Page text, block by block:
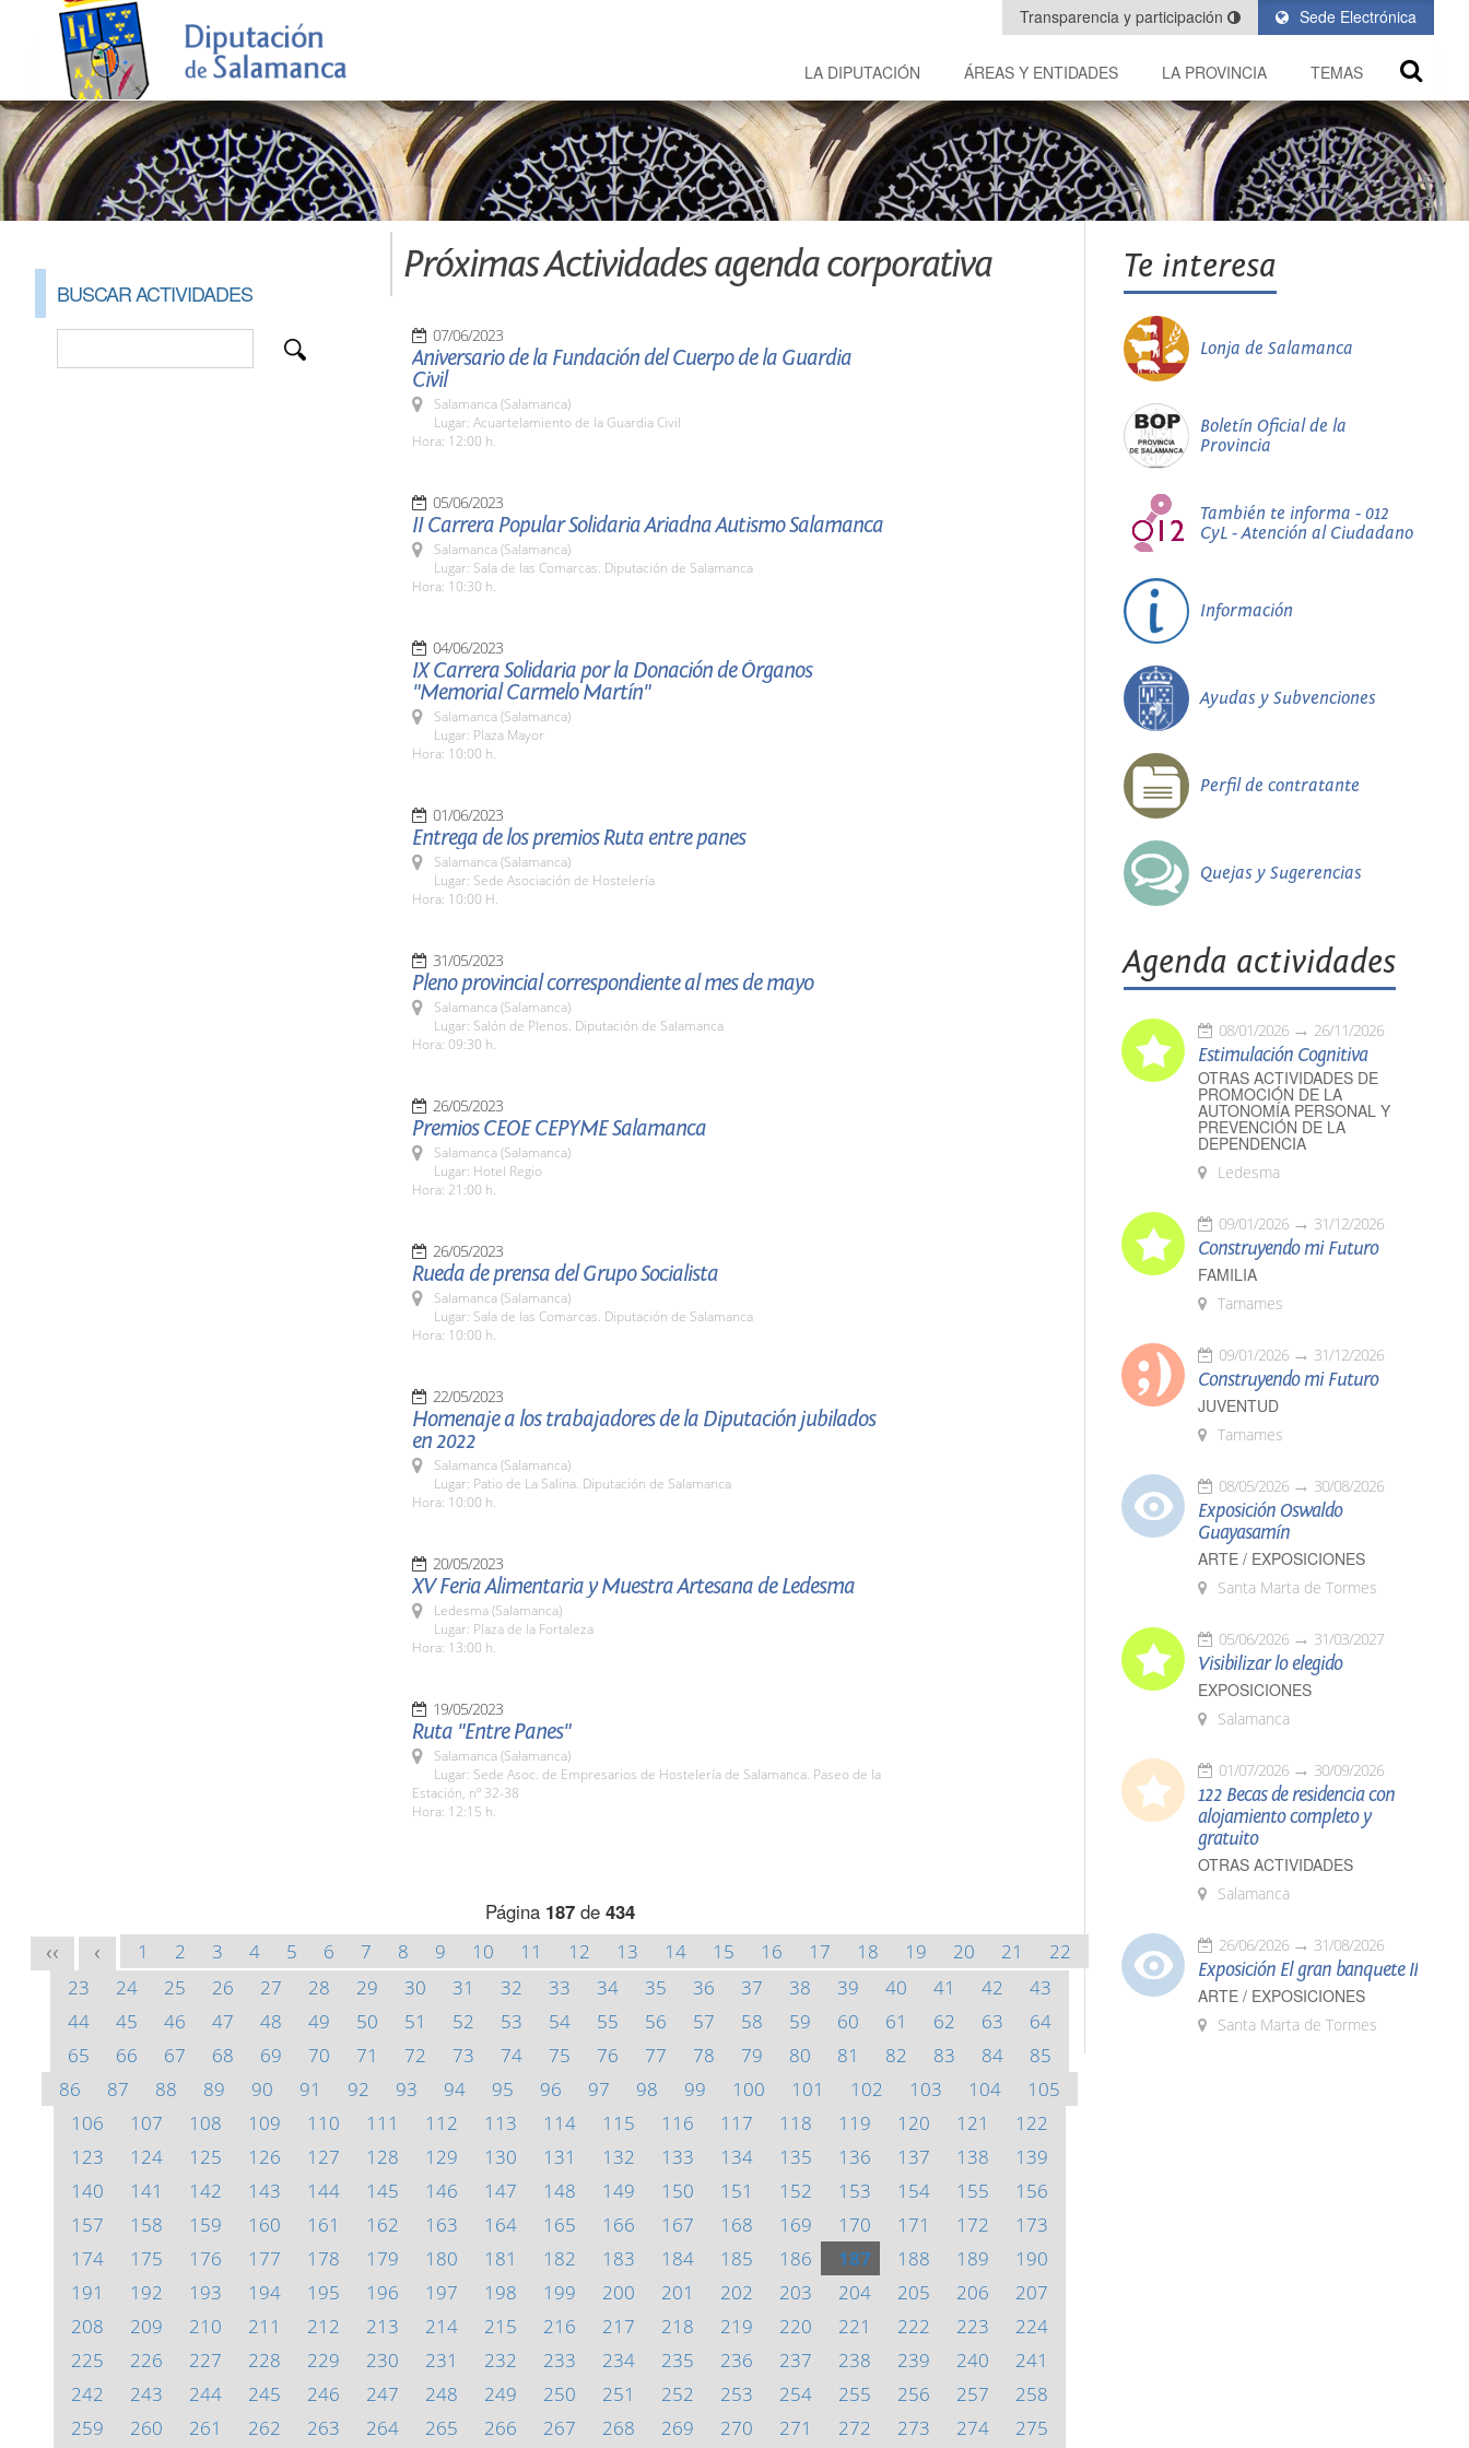
Sede Electrónica
Transparencia y participación
LA DIPUTACIÓN ÁREAS Y ENTIDADES LA PROVINCIA TEMAS
BUSCAR ACTIVIDADES
Próximas Actividades agenda corporativa
07/06/2023
Aniversario de la Fundación del Cuerpo de la Guardia
Civil
Salamanca (Salamanca)
Lugar: Acuartelamiento de la Guardia Civil
Hora: 12:00 h.
05/06/2023
II Carrera Popular Solidaria Ariadna Autismo Salamanca
Salamanca (Salamanca)
Lugar: Sala de las Comarcas. Diputación de Salamanca
Hora: 10:30 h.
04/06/2023
IX Carrera Solidaria por la Donación de Órganos
"Memorial Carmelo Martín"
Salamanca (Salamanca)
Lugar: Plaza Mayor
Hora: 10:00 h.
01/06/2023
Entrega de los premios Ruta entre panes
Salamanca (Salamanca)
Lugar: Sede Asociación de Hostelería
Hora: 10:00 H.
31/05/2023
Pleno provincial correspondiente al mes de mayo
Salamanca (Salamanca)
Lugar: Salón de Plenos. Diputación de Salamanca
Hora: 09:30 h.
26/05/2023
Premios CEOE CEPYME Salamanca
Salamanca (Salamanca)
Lugar: Hotel Regio
Hora: 21:00 h.
26/05/2023
Rueda de prensa del Grupo Socialista
Salamanca (Salamanca)
Lugar: Sala de las Comarcas. Diputación de Salamanca
Hora: 10:00 h.
22/05/2023
Homenaje a los trabajadores de la Diputación jubilados
en 2022
Salamanca (Salamanca)
Lugar: Patio de La Salina. Diputación de Salamanca
Hora: 10:00 h.
20/05/2023
XV Feria Alimentaria y Muestra Artesana de Ledesma
Ledesma (Salamanca)
Lugar: Plaza de la Fortaleza
Hora: 13:00 h.
19/05/2023
Ruta "Entre Panes"
Salamanca (Salamanca)
Lugar: Sede Asoc. de Empresarios de Hostelería de Salamanca. Paseo de la
Estación, nº 32-38
Hora: 12:15 h.
Página 187de 434
<< < 1 2 3 4 5 6 7 8 9 10 11 12 13 14 15 16 17 18 19 20 21
22
23
24 25 26 27 28 29 30 31 32 33 34 35 36 37 38 39 40 41 42
43
44
45 46 47 48 49 50 51 52 53 54 55 56 57 58 59 60 61 62 63
64
65
66 67 68 69 70 71 72 73 74 75 76 77 78 79 80 81 82 83 84
85
86
87 88 89 90 91 92 93 94 95 96 97 98 99 100 101 102 103 104
105
106
107 108 109 110 111 112 113 114 115 116 117 118 119 120 121
122
123
124 125 126 127 128 129 130 131 132 133 134 135 136 137 138
139
140
141 142 143 144 145 146 147 148 149 150 151 152 153 154 155
156
157
158 159 160 161 162 163 164 165 166 167 168 169 170 171 172
173
174
175 176 177 178 179 180 181 182 183 184 185 186 187 188 189
190
191
192 193 194 195 196 197 198 199 200 201 202 203 204 205 206
207
208
209 210 211 212 213 214 215 216 217 218 219 220 221 222 223
224
225
226 227 228 229 230 231 232 233 234 235 236 237 238 239 240
241
242
243 244 245 246 247 248 249 250 251 252 253 254 255 256 257
258
259
260 261 262 263 264 265 266 267 268 269 270 271 272 273 274 275
Te interesa
Lonja de Salamanca
Boletín Oficial de la
Provincia
También te informa - 012
CyL - Atención al Ciudadano
Información
Ayudas y Subvenciones
Perfil de contratante
Quejas y Sugerencias
Agenda actividades
08/01/2026 26/11/2026
Estimulación Cognitiva
OTRAS ACTIVIDADES DE
PROMOCIÓN DE LA
AUTONOMÍA PERSONAL Y
PREVENCIÓN DE LA
DEPENDENCIA
Ledesma
09/01/2026 31/12/2026
Construyendo mi Futuro
FAMILIA
Tamames
09/01/2026 31/12/2026
Construyendo mi Futuro
JUVENTUD
Tamames
08/05/2026 30/08/2026
Exposición Oswaldo
Guayasamín
ARTE / EXPOSICIONES
Santa Marta de Tormes
05/06/2026 31/03/2027
Visibilizar lo elegido
EXPOSICIONES
Salamanca
01/07/2026 30/09/2026
122 Becas de residencia con
alojamiento completo y
gratuito
OTRAS ACTIVIDADES
Salamanca
26/06/2026 31/08/2026
Exposición El gran banquete II
ARTE / EXPOSICIONES
Santa Marta de Tormes